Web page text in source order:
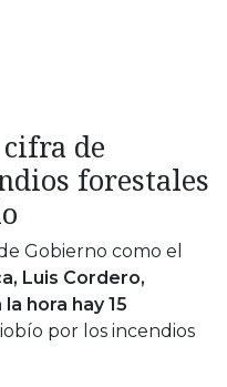
de
forestales
Gobierno como el
Luis Cordero,
hora hay 15
por los incendios